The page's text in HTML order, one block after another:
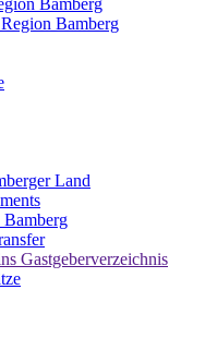
Bamberg
Bamberg
Land
Gastgeberverzeichnis